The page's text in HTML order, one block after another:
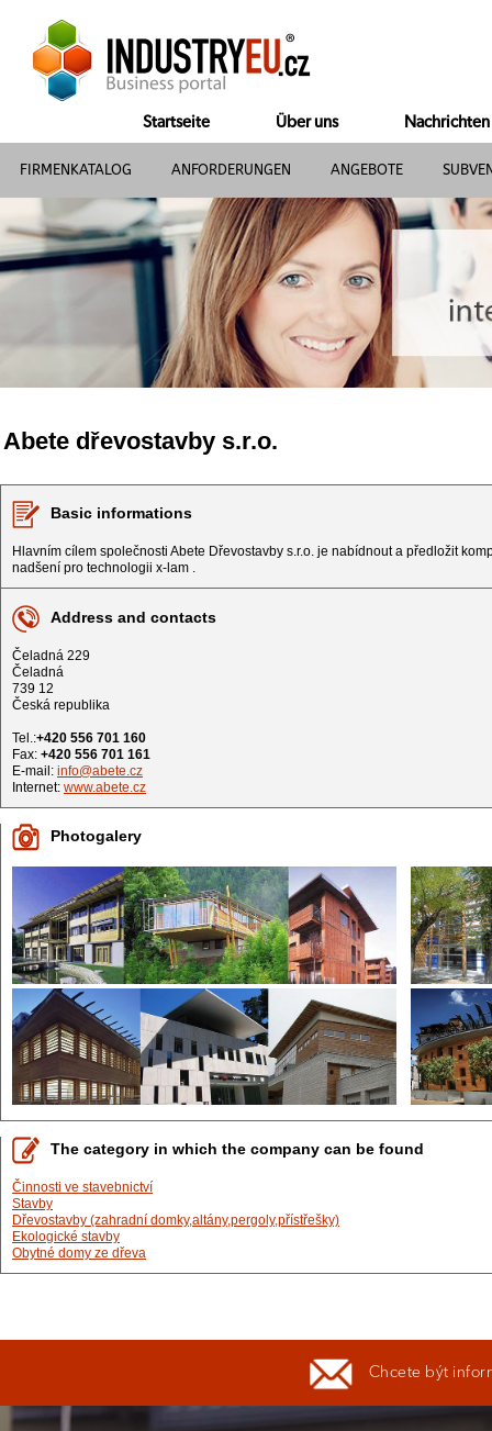
Startseite Über uns Nachrichten
FIRMENKATALOG ANFORDERUNGEN ANGEBOTE
Abete dřevostavby s.r.o.
Basic informations
Hlavním cílem společnosti Abete Dřevostavby s.r.o. je nabídnout a předložit
nadšení pro technologii x-lam .
Address and contacts
Čeladná 229
Čeladná
739 12
Česká republika
Tel.:+420 556 701 160
Fax: +420 556 701 161
E-mail: info@abete.cz
Internet: www.abete.cz
Photogalery
The category in which the company can be found
Činnosti ve stavebnictví
Stavby
Dřevostavby (zahradní domky,altány,pergoly,přístřešky)
Ekologické stavby
Obytné domy ze dřeva
Chcete být